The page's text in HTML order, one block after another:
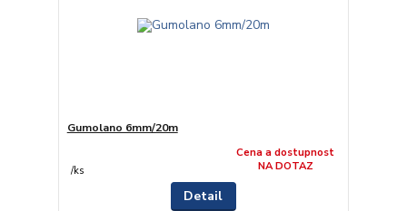
Gumolano 6mm/20m
/ks
Cena a dostupnost
NA DOTAZ
Detail